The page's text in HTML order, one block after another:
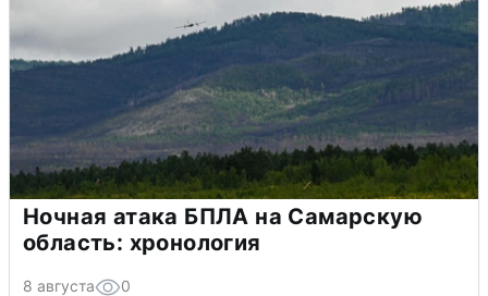
Ночная атака БПЛА на Самарскую
область: хронология
8 августа 0